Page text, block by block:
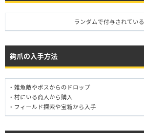
ランダムで付与されている
鉤爪の入手方法
・雑魚敵やボスからのドロップ
・村にいる商人から購入
・フィールド探索や宝箱から入手